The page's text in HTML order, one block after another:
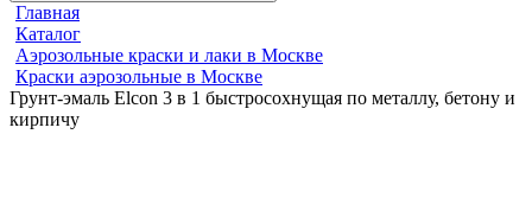
Главная
Каталог
Аэрозольные краски и лаки в Москве
Краски аэрозольные в Москве
Грунт-эмаль Elcon 3 в 1 быстросохнущая по металлу, бетону и
кирпичу